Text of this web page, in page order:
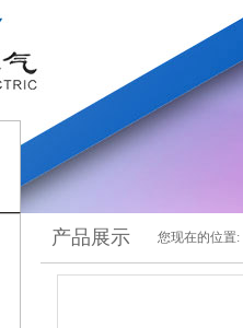
产品展示 您现在的位置: